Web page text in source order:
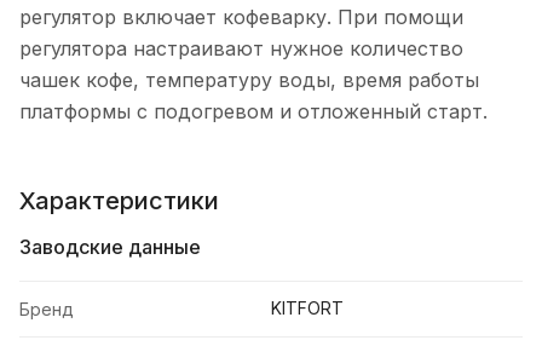
регулятор включает кофеварку. При помощи
регулятора настраивают нужное количество
чашек кофе, температуру воды, время работы
платформы с подогревом и отложенный старт.
Характеристики
Заводские данные
Бренд KITFORT